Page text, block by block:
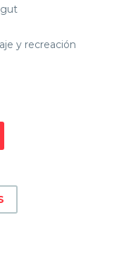
y recreación